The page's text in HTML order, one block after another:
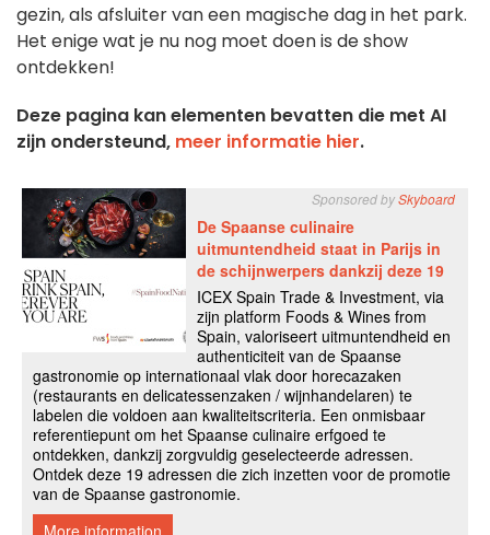
gezin, als afsluiter van een magische dag in het park.
Het enige wat je nu nog moet doen is de show
ontdekken!
Deze pagina kan elementen bevatten die met AI
zijn ondersteund, meer informatie hier.